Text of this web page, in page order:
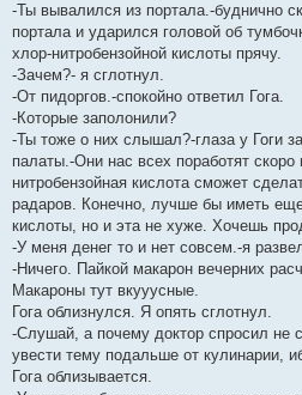
-Ты вывалился из портала.-буднично
портала и ударился головой об
хлор-нитробензойной кислоты прячу.
-Зачем?- я сглотнул.
-От пидоргов.-спокойно ответил Гога.
-Которые заполонили?
-Ты тоже о них слышал?-глаза у Гоги
палаты.-Они нас всех поработят скоро
нитробензойная кислота сможет
радаров. Конечно, лучше бы иметь
кислоты, но и эта не хуже. Хочешь
-У меня денег то и нет совсем.-я
-Ничего. Пайкой макарон вечерних
Макароны тут вкууусные.
Гога облизнулся. Я опять сглотнул.
-Слушай, а почему доктор спросил не
увести тему подальше от кулинарии,
Гога облизывается.